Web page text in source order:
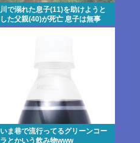
川で溺れた息子(11)を助けようと
した父親(40)が死亡 息子は無事
いま巷で流行ってるグリーンコー
ラとかいう飲み物www